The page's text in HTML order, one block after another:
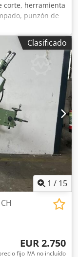
corte, herramienta
punzón de
de
Ø 100 mm / Ø 25
-
kg
Clasificado
1 / 15
EUR 2.750
fijo IVA no incluído